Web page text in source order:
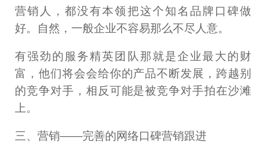
营销人，都没有本领把这个知名品牌口碑做
好。自然，一般企业不容易那么不尽人意。
有强劲的服务精英团队那就是企业最大的财
富，他们将会会给你的产品不断发展，跨越别
的竞争对手，相反可能是被竞争对手拍在沙滩
上。
三、营销——完善的网络口碑营销跟进